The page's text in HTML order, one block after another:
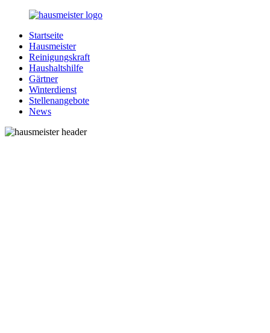
Zurück
Inhalt
Hausmeister.de
Alles
rund
Ihren
Haushalt
Startseite
Hausmeister
Reinigungskraft
Haushaltshilfe
Gärtner
Winterdienst
Stellenangebote
News